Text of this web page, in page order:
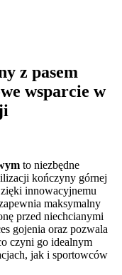
z pasem
wsparcie w
to niezbędne
kończyny górnej
innowacyjnemu
maksymalny
przed niechcianymi
gojenia oraz pozwala
czyni go idealnym
jak i sportowców